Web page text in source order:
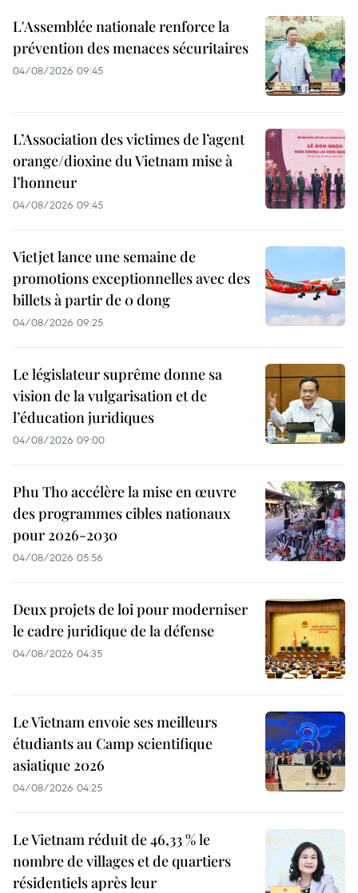
L'Assemblée nationale renforce la
prévention des menaces sécuritaires
04/08/2026 09:45
L’Association des victimes de l’agent
orange/dioxine du Vietnam mise à
l’honneur
04/08/2026 09:45
Vietjet lance une semaine de
promotions exceptionnelles avec des
billets à partir de 0 dong
04/08/2026 09:25
Le législateur suprême donne sa
vision de la vulgarisation et de
l’éducation juridiques
04/08/2026 09:00
Phu Tho accélère la mise en œuvre
des programmes cibles nationaux
pour 2026-2030
04/08/2026 05:56
Deux projets de loi pour moderniser
le cadre juridique de la défense
04/08/2026 04:35
Le Vietnam envoie ses meilleurs
étudiants au Camp scientifique
asiatique 2026
04/08/2026 04:25
Le Vietnam réduit de 46,33 % le
nombre de villages et de quartiers
résidentiels après leur